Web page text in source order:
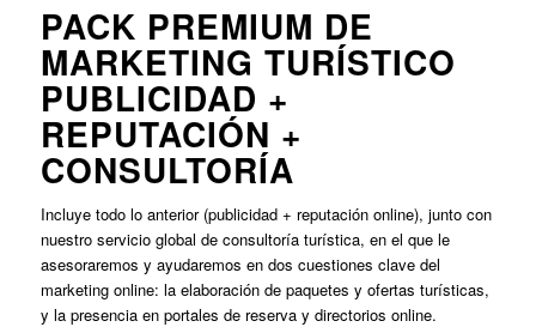
PACK PREMIUM DE
MARKETING TURÍSTICO
PUBLICIDAD +
REPUTACIÓN +
CONSULTORÍA
Incluye todo lo anterior (publicidad + reputación online), junto con
nuestro servicio global de consultoría turística, en el que le
asesoraremos y ayudaremos en dos cuestiones clave del
marketing online: la elaboración de paquetes y ofertas turísticas,
y la presencia en portales de reserva y directorios online.